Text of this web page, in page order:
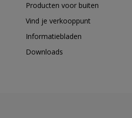
Producten voor buiten
Vind je verkooppunt
Informatiebladen
Downloads